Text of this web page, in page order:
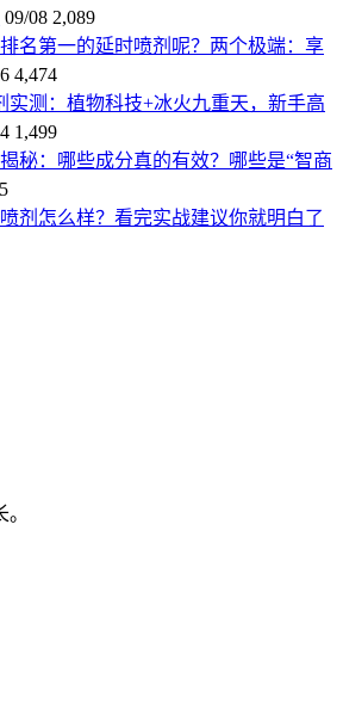
09/08 2,089
名第一的延时喷剂呢？两个极端：享
4,474
实测：植物科技+冰火九重天，新手高
1,499
秘：哪些成分真的有效？哪些是“智商
剂怎么样？看完实战建议你就明白了